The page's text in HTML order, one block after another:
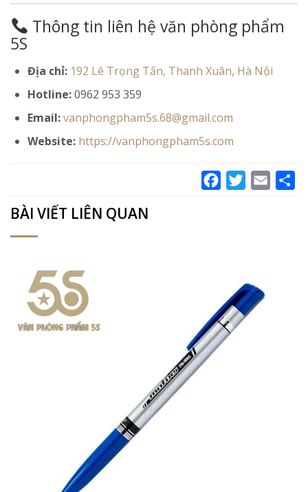
Thông tin liên hệ văn phòng phẩm
5S
Địa chỉ: 192 Lê Trọng Tấn, Thanh Xuân, Hà Nội
Hotline:0962 953 359
Email:vanphongpham5s.68@gmail.com
Website: https://vanphongpham5s.com
FacebookTwitterEmail
BÀI VIẾT LIÊN QUAN